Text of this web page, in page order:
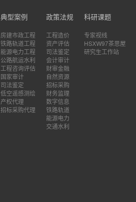
典型案例
房建市政工程
铁路轨道工程
能源电力工程
公路航运水利
工程咨询评估
国家审计
司法鉴定
低空遥感测绘
产权代理
招标采购代理
政策法规
工程造价
资产评估
司法鉴定
会计审计
财审金融
自然资源
招标采购
财务监理
数字信息
铁路轨道
能源电力
交通水利
科研课题
专家视线
HSXW97茶思屋
研究生工作站